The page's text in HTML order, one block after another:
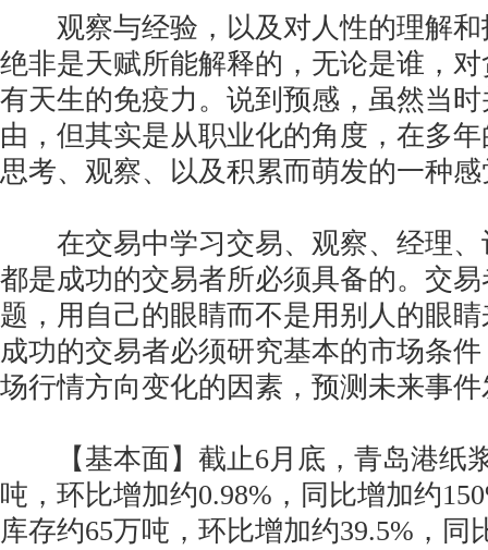
观察与经验，以及对人性的理解和
绝非是天赋所能解释的，无论是谁，
有天生的免疫力。说到预感，虽然当
由，但其实是从职业化的角度，在多
思考、观察、以及积累而萌发的一种
在交易中学习交易、观察、经理、
都是成功的交易者所必须具备的。交
题，用自己的眼睛而不是用别人的眼
成功的交易者必须研究基本的市场条
场行情方向变化的因素，预测未来事
【基本面】截止6月底，青岛港纸
吨，环比增加约0.98%，同比增加约
库存约65万吨，环比增加约39.5%，同